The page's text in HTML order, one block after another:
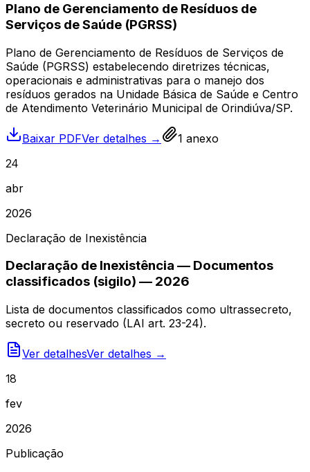
Plano de Gerenciamento de Resíduos de
Serviços de Saúde (PGRSS)
Plano de Gerenciamento de Resíduos de Serviços de
Saúde (PGRSS) estabelecendo diretrizes técnicas,
operacionais e administrativas para o manejo dos
resíduos gerados na Unidade Básica de Saúde e Centro
de Atendimento Veterinário Municipal de Orindiúva/SP.
Baixar PDFVer detalhes → 1 anexo
24
abr
2026
Declaração de Inexistência
Declaração de Inexistência — Documentos
classificados (sigilo) — 2026
Lista de documentos classificados como ultrassecreto,
secreto ou reservado (LAI art. 23-24).
Ver detalhesVer detalhes →
18
fev
2026
Publicação